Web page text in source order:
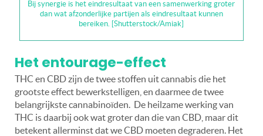
Bij synergie is het eindresultaat van een samenwerking groter
dan wat afzonderlijke partijen als eindresultaat kunnen
bereiken. [Shutterstock/Amiak]
Het entourage-effect
THC en CBD zijn de twee stoffen uit cannabis die het
grootste effect bewerkstelligen, en daarmee de twee
belangrijkste cannabinoïden. De heilzame werking van
THC is daarbij ook wat groter dan die van CBD, maar dit
betekent allerminst dat we CBD moeten degraderen. Het